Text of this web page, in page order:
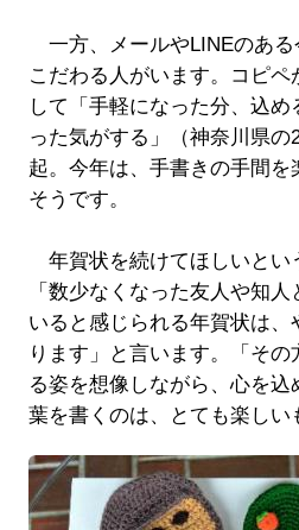
一方、メールやLINEのある
こだわる人がいます。コピ
して「手軽になった分、込
った気がする」（神奈川県の
起。今年は、手書きの手間を
そうです。
年賀状を続けてほしいとい
「数少なくなった友人や知
いると感じられる年賀状は、
ります」と言います。「そ
る姿を想像しながら、心を
葉を書くのは、とても楽しい